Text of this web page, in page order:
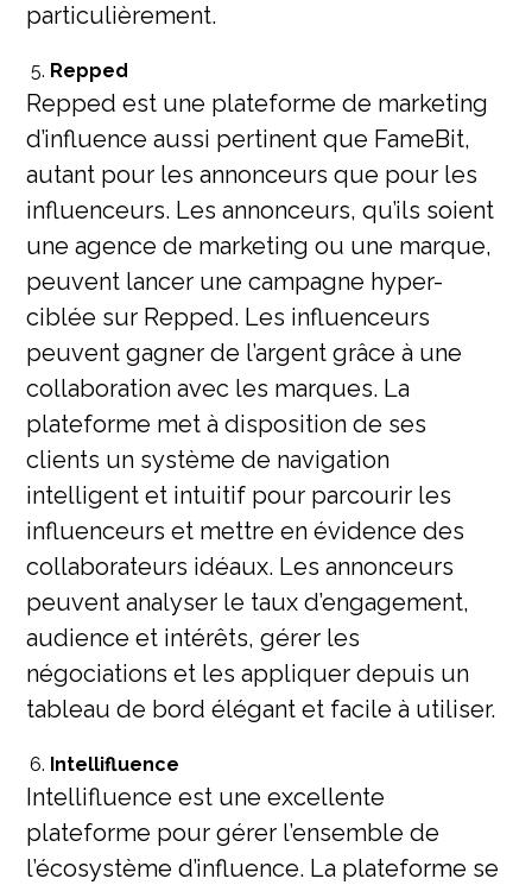
particulièrement.
Repped
Repped est une plateforme de marketing
d’influence aussi pertinent que FameBit,
autant pour les annonceurs que pour les
influenceurs. Les annonceurs, qu’ils soient
une agence de marketing ou une marque,
peuvent lancer une campagne hyper-
ciblée sur Repped. Les influenceurs
peuvent gagner de l’argent grâce à une
collaboration avec les marques. La
plateforme met à disposition de ses
clients un système de navigation
intelligent et intuitif pour parcourir les
influenceurs et mettre en évidence des
collaborateurs idéaux. Les annonceurs
peuvent analyser le taux d’engagement,
audience et intérêts, gérer les
négociations et les appliquer depuis un
tableau de bord élégant et facile à utiliser.
Intellifluence
Intellifluence est une excellente
plateforme pour gérer l’ensemble de
l’écosystème d’influence. La plateforme se